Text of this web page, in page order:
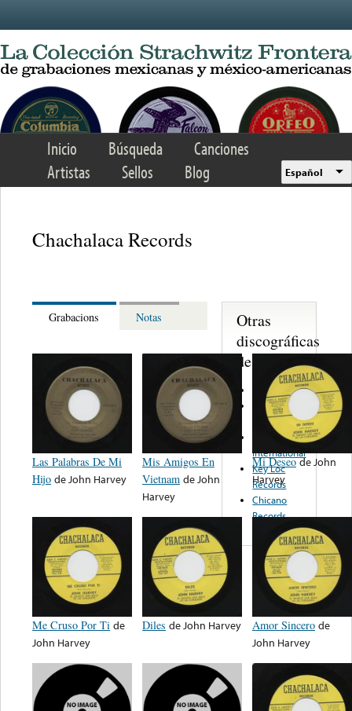
Inicio Búsqueda
Canciones
Artistas
Sellos Blog Español
Chachalaca Records
Grabacions Notas
Las Palabras De Mi
Hijo deJohn Harvey
Mis Amigos En
Vietnam deJohn
Harvey
Mi Deseo deJohn
Harvey
Me Cruso Por Ti de
John Harvey
Diles deJohn Harvey Amor Sincero de
John Harvey
Otras
discográficas
de nota ...
Harvey
Deseo
Records
Norteño
International
Key Loc
Records
Chicano
Records